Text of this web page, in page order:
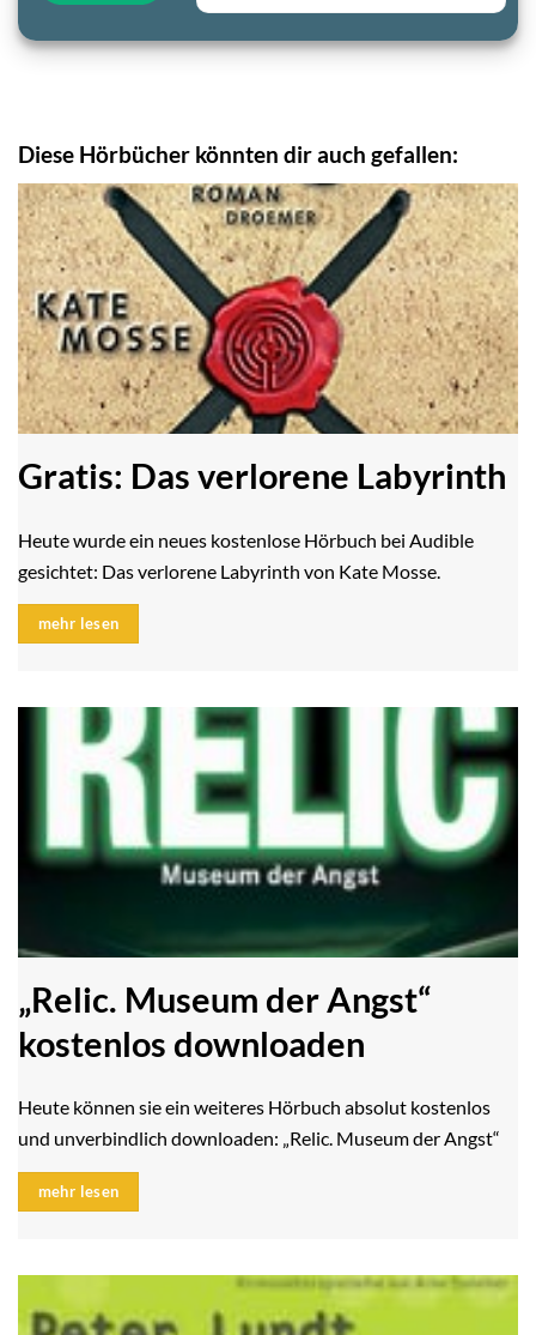
Diese Hörbücher könnten dir auch gefallen:
Gratis: Das verlorene Labyrinth
Heute wurde ein neues kostenlose Hörbuch bei Audible
gesichtet: Das verlorene Labyrinth von Kate Mosse.
mehr lesen
„Relic. Museum der Angst“
kostenlos downloaden
Heute können sie ein weiteres Hörbuch absolut kostenlos
und unverbindlich downloaden: „Relic. Museum der Angst“
mehr lesen